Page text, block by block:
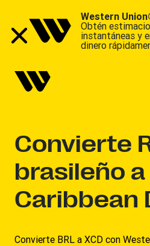
Western
Obtén
instantáneas y
dinero
Convierte
brasileño a
Caribbean
Convierte BRL a XCD con